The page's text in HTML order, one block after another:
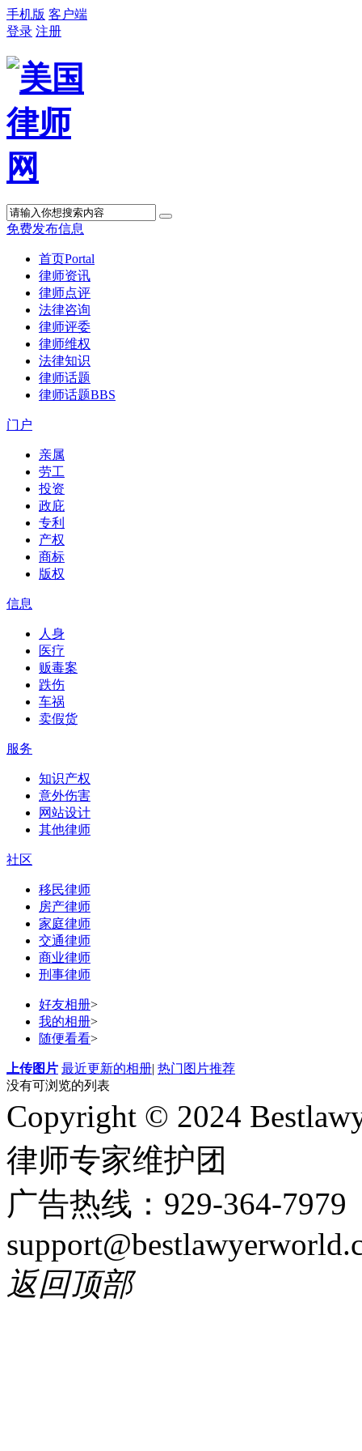
手机版 客户端
登录 注册
免费发布信息
首页Portal
律师资讯
律师点评
法律咨询
律师评委
律师维权
法律知识
律师话题
律师话题BBS
门户
亲属
劳工
投资
政庇
专利
产权
商标
版权
信息
人身
医疗
贩毒案
跌伤
车祸
卖假货
服务
知识产权
意外伤害
网站设计
其他律师
社区
移民律师
房产律师
家庭律师
交通律师
商业律师
刑事律师
好友相册>
我的相册>
随便看看>
上传图片 最近更新的相册| 热门图片推荐
没有可浏览的列表
Copyright © 2024
律师专家维护团
广告热线：929-364-
返回顶部